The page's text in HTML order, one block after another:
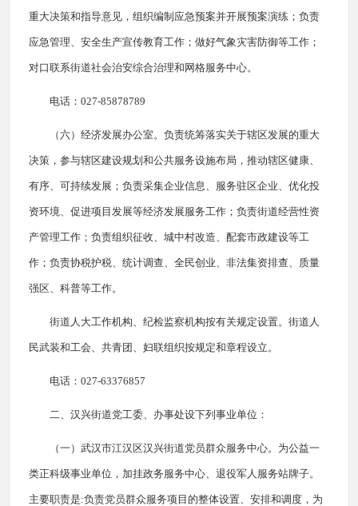
重大决策和指导意见，组织编制应急预案并开展预案演练；负责
应急管理、安全生产宣传教育工作；做好气象灾害防御等工作；
对口联系街道社会治安综合治理和网格服务中心。
电话：027-85878789
（六）经济发展办公室。负责统筹落实关于辖区发展的重大
决策，参与辖区建设规划和公共服务设施布局，推动辖区健康、
有序、可持续发展；负责采集企业信息、服务驻区企业、优化投
资环境、促进项目发展等经济发展服务工作；负责街道经营性资
产管理工作；负责组织征收、城中村改造、配套市政建设等工
作；负责协税护税、统计调查、全民创业、非法集资排查、质量
强区、科普等工作。
街道人大工作机构、纪检监察机构按有关规定设置。街道人
民武装和工会、共青团、妇联组织按规定和章程设立。
电话：027-63376857
二、汉兴街道党工委、办事处设下列事业单位：
（一）武汉市江汉区汉兴街道党员群众服务中心。为公益一
类正科级事业单位，加挂政务服务中心、退役军人服务站牌子。
主要职责是:负责党员群众服务项目的整体设置、安排和调度，为